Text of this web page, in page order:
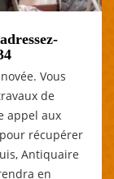
Vous
de
appel aux
récupérer
Antiquaire
en